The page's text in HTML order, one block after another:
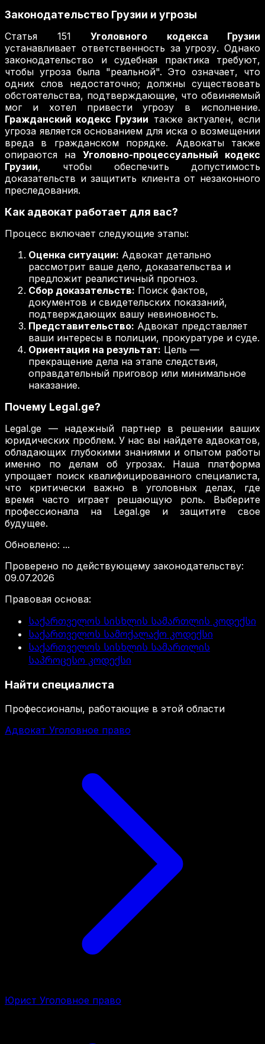
Законодательство Грузии и угрозы
Статья 151 Уголовного кодекса Грузии
устанавливает ответственность за угрозу. Однако
законодательство и судебная практика требуют,
чтобы угроза была "реальной". Это означает, что
одних слов недостаточно; должны существовать
обстоятельства, подтверждающие, что обвиняемый
мог и хотел привести угрозу в исполнение.
Гражданский кодекс Грузии также актуален, если
угроза является основанием для иска о возмещении
вреда в гражданском порядке. Адвокаты также
опираются на Уголовно-процессуальный кодекс
Грузии, чтобы обеспечить допустимость
доказательств и защитить клиента от незаконного
преследования.
Как адвокат работает для вас?
Процесс включает следующие этапы:
Оценка ситуации: Адвокат детально
рассмотрит ваше дело, доказательства и
предложит реалистичный прогноз.
Сбор доказательств: Поиск фактов,
документов и свидетельских показаний,
подтверждающих вашу невиновность.
Представительство: Адвокат представляет
ваши интересы в полиции, прокуратуре и суде.
Ориентация на результат: Цель —
прекращение дела на этапе следствия,
оправдательный приговор или минимальное
наказание.
Почему Legal.ge?
Legal.ge — надежный партнер в решении ваших
юридических проблем. У нас вы найдете адвокатов,
обладающих глубокими знаниями и опытом работы
именно по делам об угрозах. Наша платформа
упрощает поиск квалифицированного специалиста,
что критически важно в уголовных делах, где
время часто играет решающую роль. Выберите
профессионала на Legal.ge и защитите свое
будущее.
Обновлено: ...
Проверено по действующему законодательству:
09.07.2026
Правовая основа:
საქართველოს სისხლის სამართლის კოდექსი
საქართველოს სამოქალაქო კოდექსი
საქართველოს სისხლის სამართლის
საპროცესო კოდექსი
Найти специалиста
Профессионалы, работающие в этой области
Адвокат Уголовное право
Юрист Уголовное право